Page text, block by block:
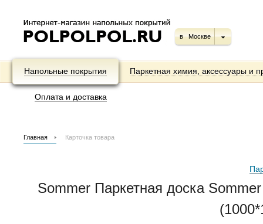
в Москве
Напольные покрытия Паркетная химия, аксессуары и
Оплата и доставка
Главная Карточка товара
Sommer Паркетная доска